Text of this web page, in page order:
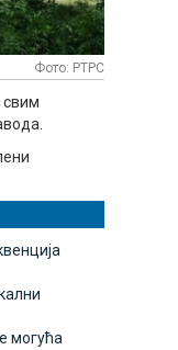
Фото: РТРС
свим
могућа